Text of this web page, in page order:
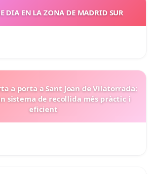
DIA EN LA ZONA DE MADRID SUR
a porta a Sant Joan de Vilatorrada:
sistema de recollida més pràctic i
eficient